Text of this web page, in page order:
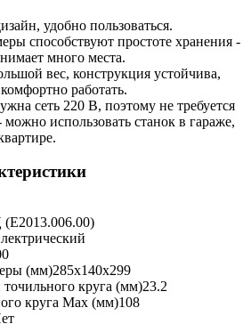
удобно пользоваться.
способствуют простоте хранения -
много места.
вес, конструкция устойчива,
работать.
сеть 220 В, поэтому не требуется
использовать станок в гараже,
(мм)285х140х299
круга (мм)23.2
круга Max (мм)108